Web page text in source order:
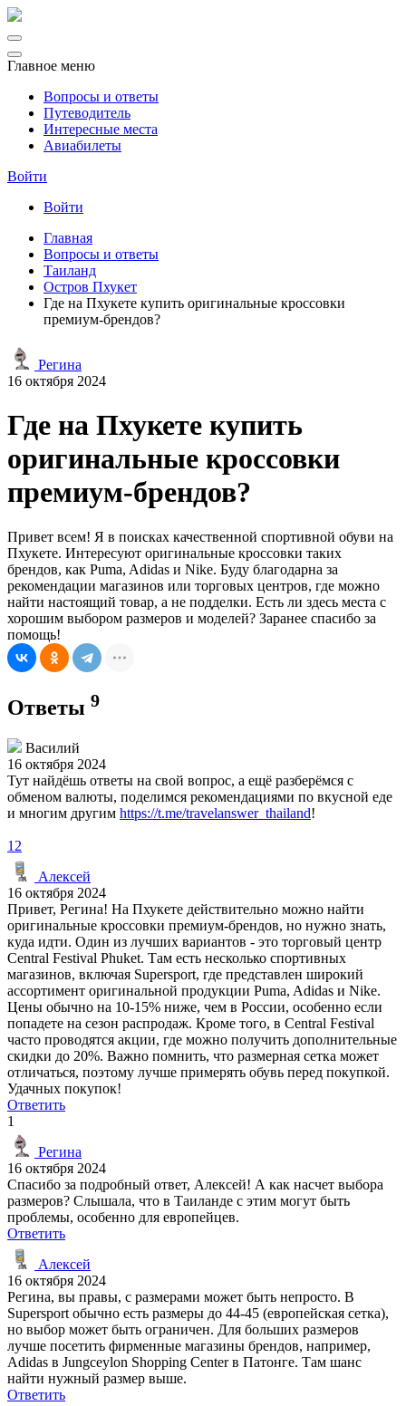
Главное меню
Вопросы и ответы
Путеводитель
Интересные места
Авиабилеты
Войти
Войти
Главная
Вопросы и ответы
Таиланд
Остров Пхукет
Где на Пхукете купить оригинальные кроссовки
премиум-брендов?
Регина
16 октября 2024
Где на Пхукете купить
оригинальные кроссовки
премиум-брендов?
Привет всем! Я в поисках качественной спортивной обуви на
Пхукете. Интересуют оригинальные кроссовки таких
брендов, как Puma, Adidas и Nike. Буду благодарна за
рекомендации магазинов или торговых центров, где можно
найти настоящий товар, а не подделки. Есть ли здесь места с
хорошим выбором размеров и моделей? Заранее спасибо за
помощь!
Ответы 9
Василий
16 октября 2024
Тут найдёшь ответы на свой вопрос, а ещё разберёмся с
обменом валюты, поделимся рекомендациями по вкусной еде
и многим другим https://t.me/travelanswer_thailand!
12
Алексей
16 октября 2024
Привет, Регина! На Пхукете действительно можно найти
оригинальные кроссовки премиум-брендов, но нужно знать,
куда идти. Один из лучших вариантов - это торговый центр
Central Festival Phuket. Там есть несколько спортивных
магазинов, включая Supersport, где представлен широкий
ассортимент оригинальной продукции Puma, Adidas и Nike.
Цены обычно на 10-15% ниже, чем в России, особенно если
попадете на сезон распродаж. Кроме того, в Central Festival
часто проводятся акции, где можно получить дополнительные
скидки до 20%. Важно помнить, что размерная сетка может
отличаться, поэтому лучше примерять обувь перед покупкой.
Удачных покупок!
Ответить
1
Регина
16 октября 2024
Спасибо за подробный ответ, Алексей! А как насчет выбора
размеров? Слышала, что в Таиланде с этим могут быть
проблемы, особенно для европейцев.
Ответить
Алексей
16 октября 2024
Регина, вы правы, с размерами может быть непросто. В
Supersport обычно есть размеры до 44-45 (европейская сетка),
но выбор может быть ограничен. Для больших размеров
лучше посетить фирменные магазины брендов, например,
Adidas в Jungceylon Shopping Center в Патонге. Там шанс
найти нужный размер выше.
Ответить